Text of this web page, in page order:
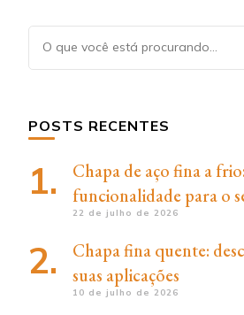
Procurando
algo?
POSTS RECENTES
Chapa de aço fina a
funcionalidade para o
22 de julho de 2026
Chapa fina quente:
suas aplicações
10 de julho de 2026